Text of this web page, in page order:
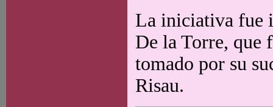
La iniciativa fue
De la Torre, que
tomado por su
Risau.